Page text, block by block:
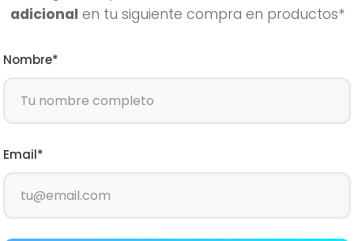
adicional en tu siguiente compra en productos*
Nombre*
Email*